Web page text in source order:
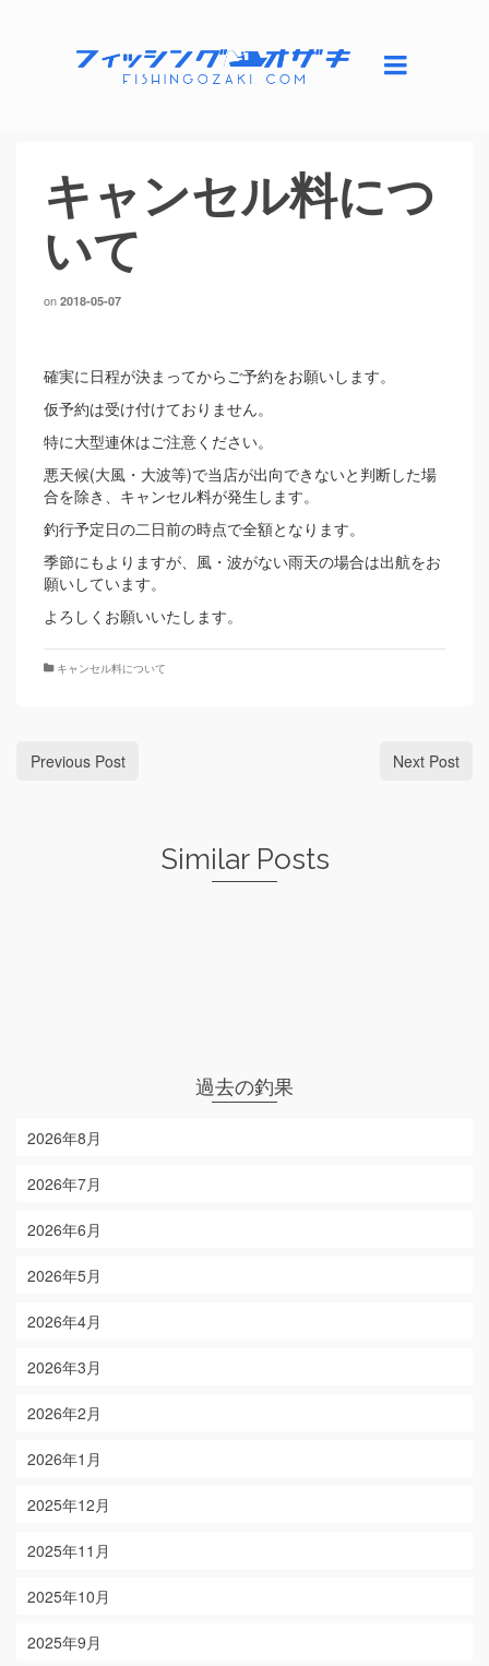
キャンセル料につ
いて
on 2018-05-07
確実に日程が決まってからご予約をお願いします。
仮予約は受け付けておりません。
特に大型連休はご注意ください。
悪天候(大風・大波等)で当店が出向できないと判断した場
合を除き、キャンセル料が発生します。
釣行予定日の二日前の時点で全額となります。
季節にもよりますが、風・波がない雨天の場合は出航をお
願いしています。
よろしくお願いいたします。
キャンセル料について
Previous Post Next Post
Similar Posts
過去の釣果
2026年8月
2026年7月
2026年6月
2026年5月
2026年4月
2026年3月
2026年2月
2026年1月
2025年12月
2025年11月
2025年10月
2025年9月